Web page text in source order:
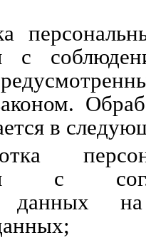
с
в
с
данных